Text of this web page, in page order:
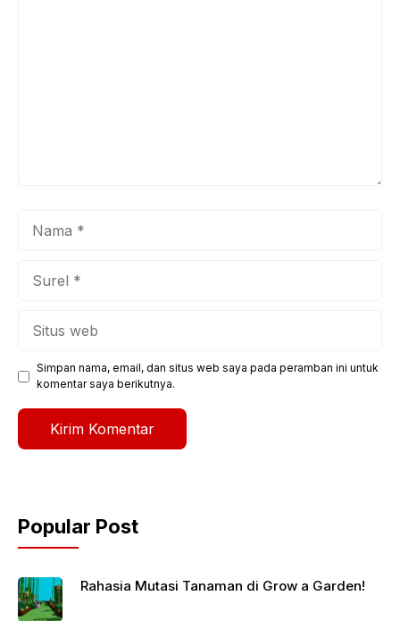
Simpan nama, email, dan situs web saya pada peramban ini untuk
komentar saya berikutnya.
Popular Post
Rahasia Mutasi Tanaman di Grow a Garden!